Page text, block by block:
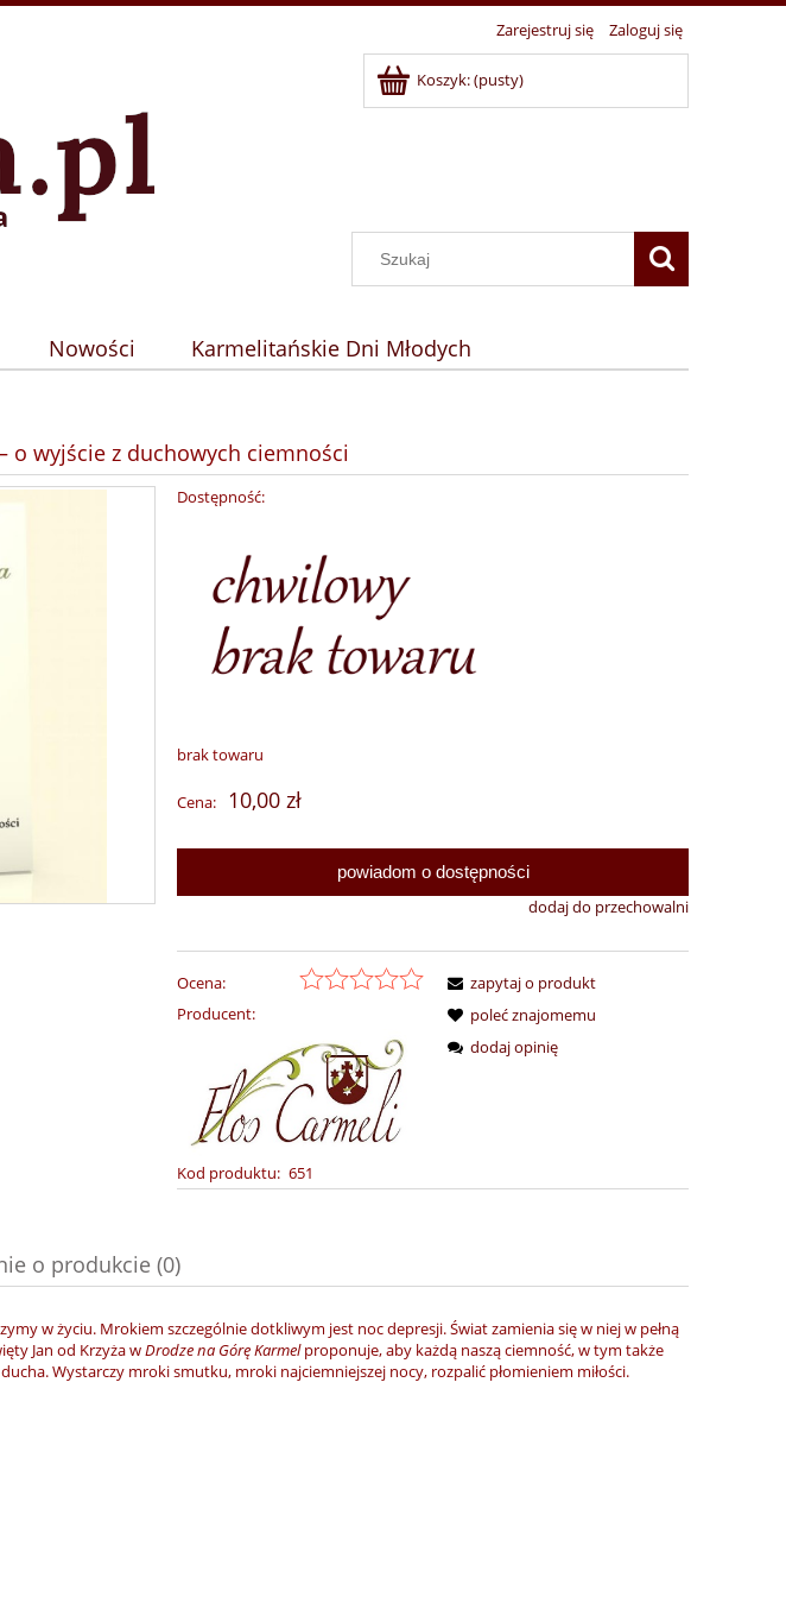
Zarejestruj się Zaloguj się
Koszyk:(pusty)
Nowości Karmelitańskie Dni Młodych
o wyjście z duchowych ciemności
Dostępność:
brak towaru
Cena: 10,00 zł
powiadom o dostępności
dodaj do przechowalni
Ocena:
Producent:
Kod produktu: 651
zapytaj o produkt
poleć znajomemu
dodaj opinię
o produkcie (0)
w życiu. Mrokiem szczególnie dotkliwym jest noc depresji. Świat zamienia się w niej w pełną
Jan od Krzyża wDrodze na Górę Karmelproponuje, aby każdą naszą ciemność, w tym także
Wystarczy mroki smutku, mroki najciemniejszej nocy, rozpalić płomieniem miłości.